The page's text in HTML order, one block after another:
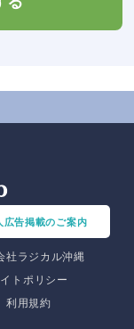
広告掲載のご案内
社ラジカル沖縄
トポリシー
利用規約